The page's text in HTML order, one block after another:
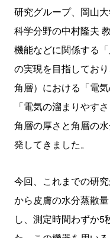
研究グループ、岡山
科学分野の中村隆夫
機能などに関係する
の実現を目指してお
角層）における「電
「電気の溜まりやす
角層の厚さと角層の
発してきました。
今回、これまでの研
から皮膚の水分蒸散
し、測定時間わずか5